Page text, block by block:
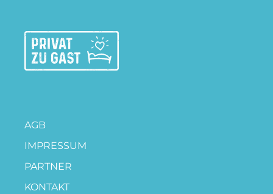
AGB
IMPRESSUM
PARTNER
KONTAKT